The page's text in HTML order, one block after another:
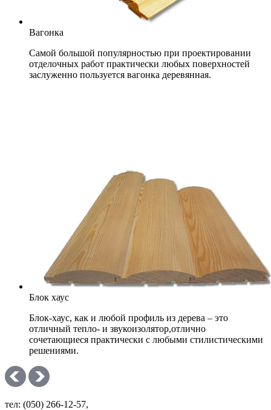
Вагонка
Самой большой популярностью при проектировании
отделочных работ практически любых поверхностей
заслуженно пользуется вагонка деревянная.
Блок хаус
Блок-хаус, как и любой профиль из дерева – это
отличный тепло- и звукоизолятор,отлично
сочетающиеся практически с любыми стилистическими
решениями.
тел: (050) 266-12-57,